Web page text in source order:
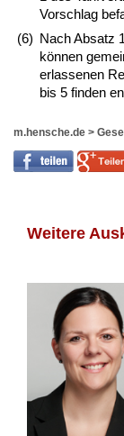
Vorschlag
(6) Nach Absatz
können
erlassenen
bis 5 finden
m.hensche.de >
Weitere